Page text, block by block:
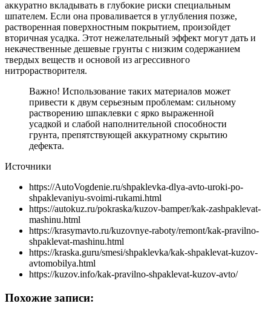
аккуратно вкладывать в глубокие риски специальным
шпателем. Если она проваливается в углубления позже,
растворенная поверхностным покрытием, произойдет
вторичная усадка. Этот нежелательный эффект могут дать и
некачественные дешевые грунты с низким содержанием
твердых веществ и основой из агрессивного
нитрорастворителя.
Важно! Использование таких материалов может
привести к двум серьезным проблемам: сильному
растворению шпаклевки с ярко выраженной
усадкой и слабой наполнительной способности
грунта, препятствующей аккуратному скрытию
дефекта.
Источники
https://AutoVogdenie.ru/shpaklevka-dlya-avto-uroki-po-
shpaklevaniyu-svoimi-rukami.html
https://autokuz.ru/pokraska/kuzov-bamper/kak-zashpaklevat-
mashinu.html
https://krasymavto.ru/kuzovnye-raboty/remont/kak-pravilno-
shpaklevat-mashinu.html
https://kraska.guru/smesi/shpaklevka/kak-shpaklevat-kuzov-
avtomobilya.html
https://kuzov.info/kak-pravilno-shpaklevat-kuzov-avto/
Похожие записи: